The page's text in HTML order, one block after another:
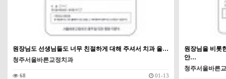
원장님도 선생님들도 너무 친절하게 대해 주셔서 치과 올…
청주서울바른교정치과
68 01-13
원장님을 비롯
안…
청주서울바른